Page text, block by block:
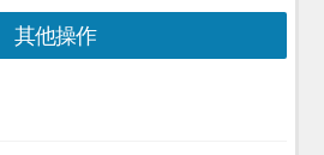
其他操作